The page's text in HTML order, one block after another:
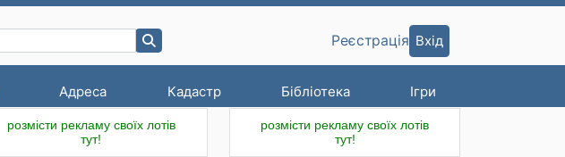
Адреса Кадастр Бібліотека Ігри
Реєстрація Вхід
розмісти рекламу своїх лотів
тут!
розмісти рекламу своїх лотів
тут!